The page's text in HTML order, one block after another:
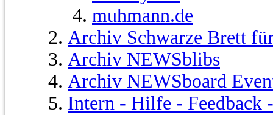
muhmann.de
Archiv Schwarze Brett
Archiv NEWSblibs
Archiv NEWSboard
Intern - Hilfe - Feedback